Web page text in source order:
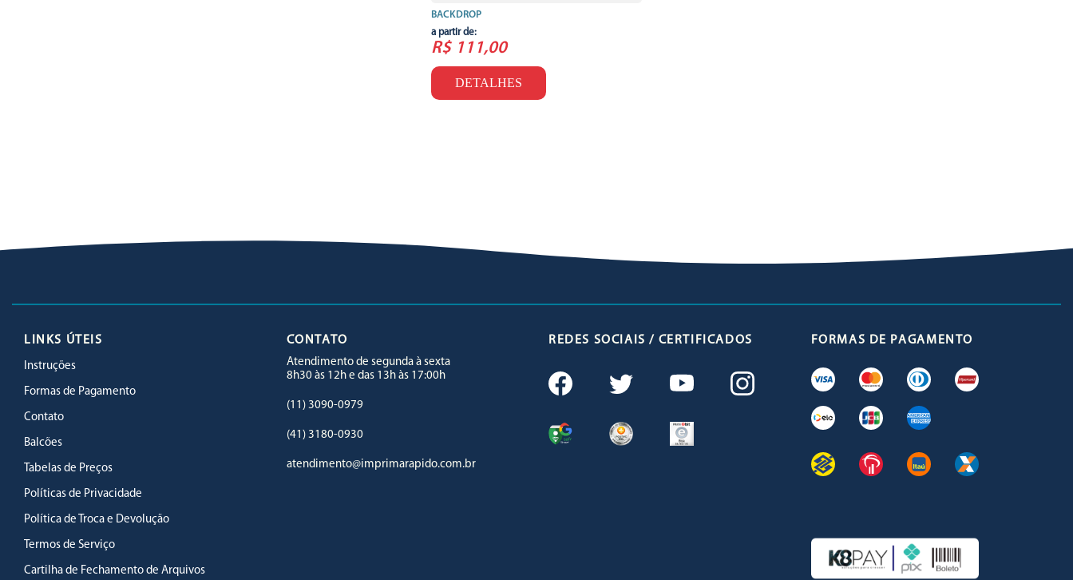
BACKDROP
a partir de:
R$ 111,00
DETALHES
LINKS ÚTEIS
Instruções
Formas de Pagamento
Contato
Balcões
Tabelas de Preços
Políticas de Privacidade
Política de Troca e Devolução
Termos de Serviço
Cartilha de Fechamento de Arquivos
CONTATO
Atendimento de segunda à sexta
8h30 às 12h e das 13h às 17:00h
(11) 3090-0979
(41) 3180-0930
atendimento@imprimarapido.com.br
REDES SOCIAIS / CERTIFICADOS FORMAS DE PAGAMENTO